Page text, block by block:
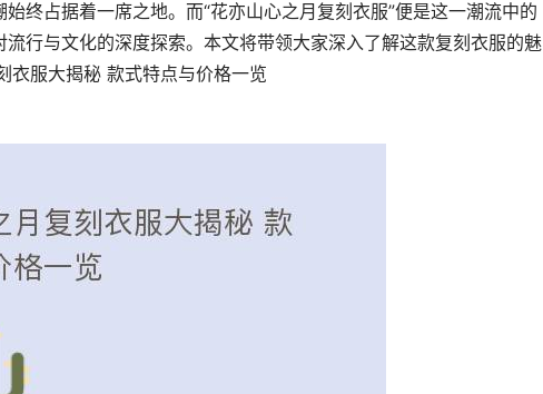
终占据着一席之地。而“花亦山心之月复刻衣服”便是这一潮流中的
行与文化的深度探索。本文将带领大家深入了解这款复刻衣服的魅
衣服大揭秘 款式特点与价格一览